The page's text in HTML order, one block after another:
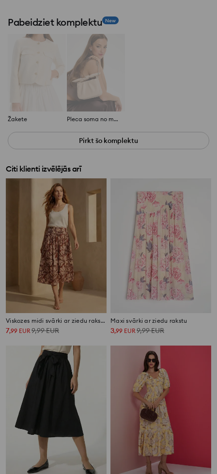
Pabeidziet komplektu New
Žakete Pleca soma no mākslīgās ādas
Pirkt šo komplektu
Citi klienti izvēlējās arī
Viskozes midi svārki ar ziedu rakstu
7,99 EUR9,99EUR
Maxi svārki ar ziedu rakstu
3,99 EUR9,99EUR